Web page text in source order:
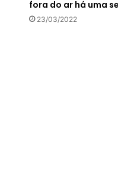
fora do ar há uma
23/03/2022